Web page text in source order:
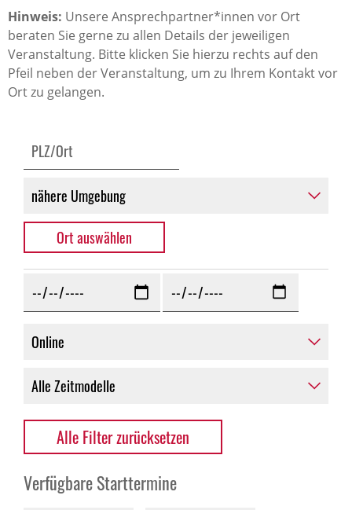
Hinweis: Unsere Ansprechpartner*innen vor Ort
beraten Sie gerne zu allen Details der jeweiligen
Veranstaltung. Bitte klicken Sie hierzu rechts auf den
Pfeil neben der Veranstaltung, um zu Ihrem Kontakt vor
Ort zu gelangen.
Alle Filter zurücksetzen
Verfügbare Starttermine